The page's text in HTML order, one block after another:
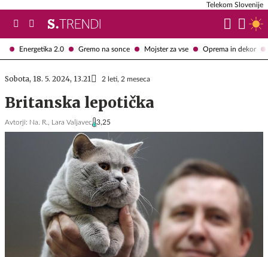
Energetika 2.0 Gremo na sonce Mojster za vse Oprema in dekor
Telekom Slovenije
Sobota, 18. 5. 2024, 13.21 2 leti, 2 meseca
Britanska lepotička
Avtorji: Na. R., Lara Valjavec 3,25